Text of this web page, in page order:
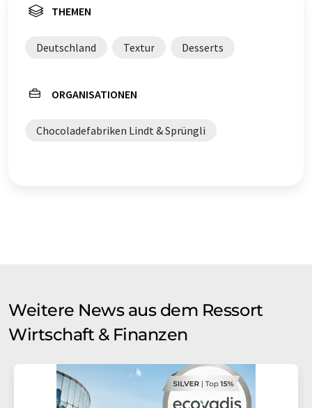
THEMEN
Deutschland Textur Desserts
ORGANISATIONEN
Chocoladefabriken Lindt & Sprüngli
Weitere News aus dem Ressort
Wirtschaft & Finanzen